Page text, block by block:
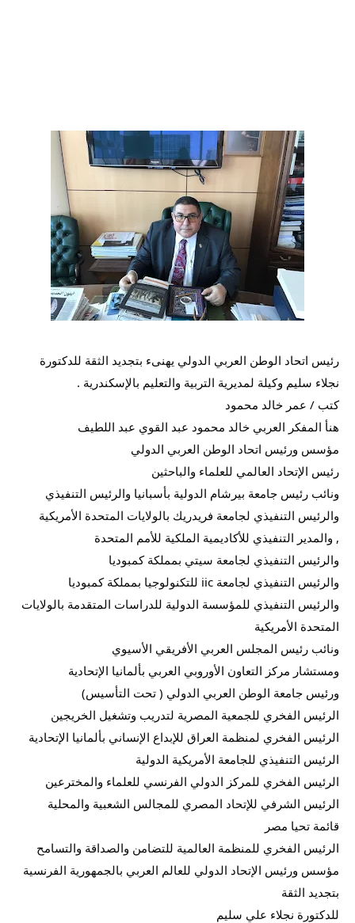
رئيس اتحاد الوطن العربي الدولي يهنىء بتجديد الثقة للدكتورة
نجلاء سليم وكيلة لمديرية التربية والتعليم بالإسكندرية .
كتب / عمر خالد محمود
هنأ المفكر العربي خالد محمود عبد القوي عبد اللطيف
مؤسس ورئيس اتحاد الوطن العربي الدولي
رئيس الإتحاد العالمي للعلماء والباحثين
ونائب رئيس جامعة بيرشام الدولية بأسبانيا والرئيس التنفيذي
والرئيس التنفيذي لجامعة فريدريك بالولايات المتحدة الأمريكية
, والمدير التنفيذي للأكاديمية الملكية للأمم المتحدة
والرئيس التنفيذي لجامعة سيتي بمملكة كمبوديا
والرئيس التنفيذي لجامعة iic للتكنولوجيا بمملكة كمبوديا
والرئيس التنفيذي للمؤسسة الدولية للدراسات المتقدمة بالولايات
المتحدة الأمريكية
ونائب رئيس المجلس العربي الأفريقي الأسيوي
ومستشار مركز التعاون الأوروبي العربي بألمانيا الإتحادية
ورئيس جامعة الوطن العربي الدولي ( تحت التأسيس)
الرئيس الفخري للجمعية المصرية لتدريب وتشغيل الخريجين
الرئيس الفخري لمنظمة العراق للإبداع الإنساني بألمانيا الإتحادية
الرئيس التنفيذي للجامعة الأمريكية الدولية
الرئيس الفخري للمركز الدولي الفرنسي للعلماء والمخترعين
الرئيس الشرفي للإتحاد المصري للمجالس الشعبية والمحلية
قائمة تحيا مصر
الرئيس الفخري للمنظمة العالمية للتضامن والصداقة والتسامح
مؤسس ورئيس الإتحاد الدولي للعالم العربي بالجمهورية الفرنسية
بتجديد الثقة
للدكتورة نجلاء علي سليم